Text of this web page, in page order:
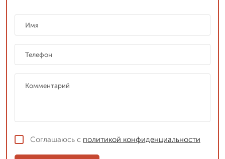
Соглашаюсь с политикой конфиденциальности